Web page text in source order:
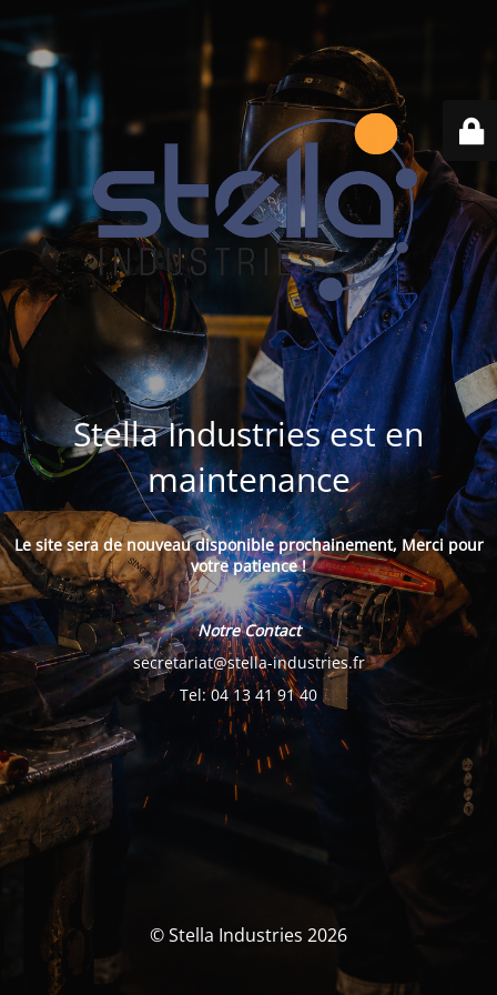
Stella Industries est en
maintenance
Le site sera de nouveau disponible prochainement, Merci pour
votre patience !
Notre Contact
secretariat@stella-industries.fr
Tel: 04 13 41 91 40
© Stella Industries 2026